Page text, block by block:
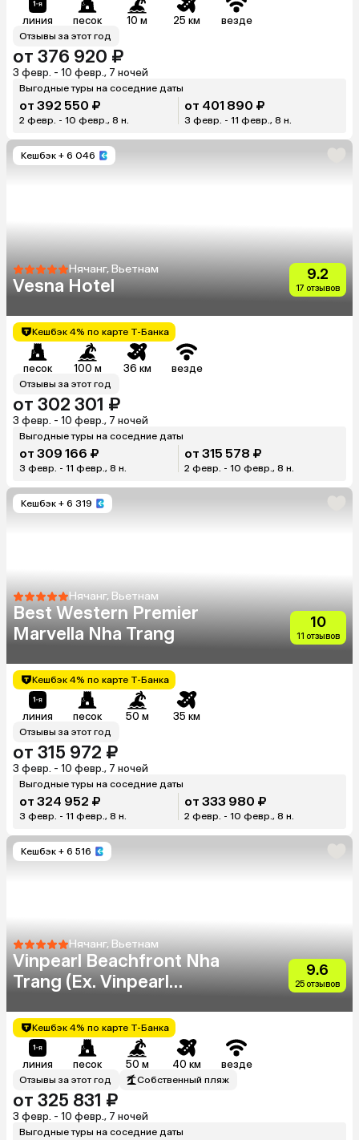
линия песок 10 м 25 км везде
Отзывы за этот год
от 376 920 ₽
3 февр. - 10 февр., 7 ночей
Выгодные туры на соседние даты
от 392 550 ₽
2 февр. - 10 февр., 8 н.
от 401 890 ₽
3 февр. - 11 февр., 8 н.
Кешбэк + 6 046
Нячанг, Вьетнам
Vesna Hotel
9.2
17 отзывов
Кешбэк 4% по карте Т-Банка
песок 100 м 36 км везде
Отзывы за этот год
от 302 301 ₽
3 февр. - 10 февр., 7 ночей
Выгодные туры на соседние даты
от 309 166 ₽
3 февр. - 11 февр., 8 н.
от 315 578 ₽
2 февр. - 10 февр., 8 н.
Кешбэк + 6 319
Нячанг, Вьетнам
Best Western Premier
Marvella Nha Trang
10
11 отзывов
Кешбэк 4% по карте Т-Банка
линия песок 50 м 35 км
Отзывы за этот год
от 315 972 ₽
3 февр. - 10 февр., 7 ночей
Выгодные туры на соседние даты
от 324 952 ₽
3 февр. - 11 февр., 8 н.
от 333 980 ₽
2 февр. - 10 февр., 8 н.
Кешбэк + 6 516
Нячанг, Вьетнам
Vinpearl Beachfront Nha
Trang (Ex. Vinpearl
Trang)
9.6
25 отзывов
Кешбэк 4% по карте Т-Банка
линия песок 50 м 40 км везде
Отзывы за этот год Собственный пляж
от 325 831 ₽
3 февр. - 10 февр., 7 ночей
Выгодные туры на соседние даты